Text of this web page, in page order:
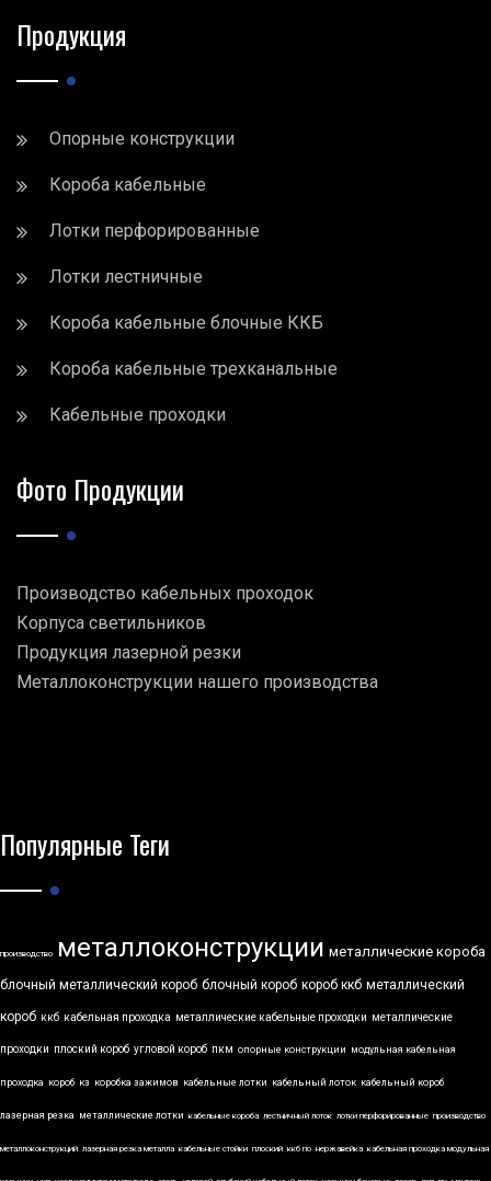
Продукция
Опорные конструкции
Короба кабельные
Лотки перфорированные
Лотки лестничные
Короба кабельные блочные ККБ
Короба кабельные трехканальные
Кабельные проходки
Фото Продукции
Производство кабельных проходок
Корпуса светильников
Продукция лазерной резки
Металлоконструкции нашего производства
Популярные Теги
производство металлоконструкции металлические короба
блочный металлический короб блочный короб короб ккб металлический
короб ккб кабельная проходка металлические кабельные проходки металлические
проходки плоский короб угловой короб пкм опорные конструкции модульная кабельная
проходка короб кз коробка зажимов кабельные лотки кабельный лоток кабельный короб
лазерная резка металлические лотки кабельные короба лестничный лоток лотки перфорированные производство
металлоконструкций лазерная резка металла кабельные стойки плоский ккб по нержавейка кабельная проходка модульная